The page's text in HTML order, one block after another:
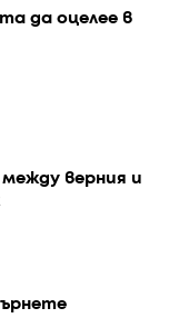
да оцелее в
верния и